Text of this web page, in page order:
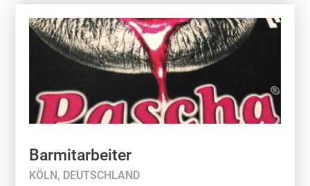
Barmitarbeiter
KÖLN, DEUTSCHLAND